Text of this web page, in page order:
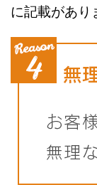
に記載があり